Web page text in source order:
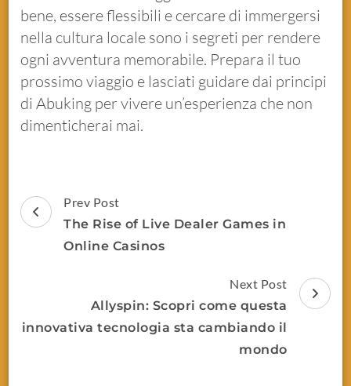
bene, essere flessibili e cercare di immergersi
nella cultura locale sono i segreti per rendere
ogni avventura memorabile. Prepara il tuo
prossimo viaggio e lasciati guidare dai principi
di Abuking per vivere un’esperienza che non
dimenticherai mai.
Prev Post
The Rise of Live Dealer Games in
Online Casinos
Next Post
Allyspin: Scopri come questa
innovativa tecnologia sta cambiando il
mondo